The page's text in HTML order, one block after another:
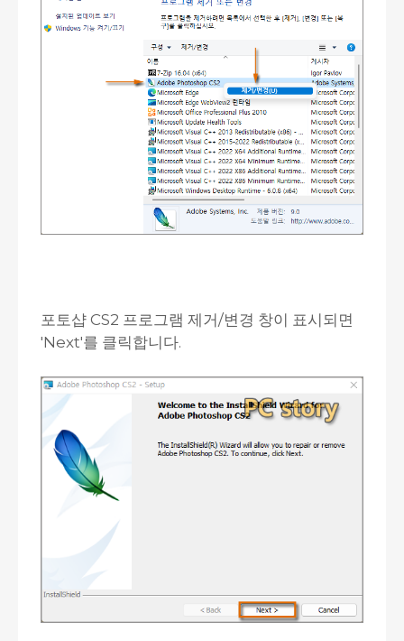
포토샵 CS2 프로그램 제거/변경 창이 표시되면
'Next'를 클릭합니다.